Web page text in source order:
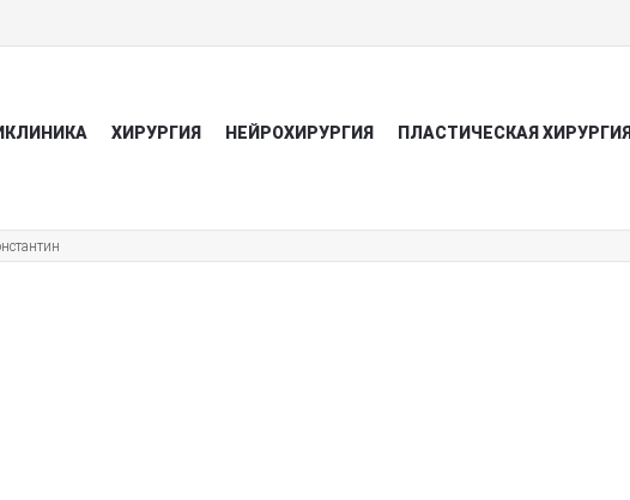
ХИРУРГИЯ НЕЙРОХИРУРГИЯ ПЛАСТИЧЕСКАЯ ХИРУРГИЯ